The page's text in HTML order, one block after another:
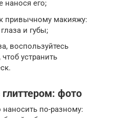
нанося его;
привычному макияжу:
и губы;
воспользуйтесь
устранить
фото
по-разному: